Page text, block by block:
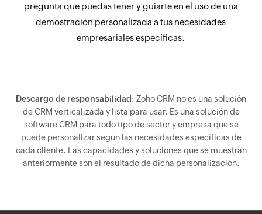
pregunta que puedas tener y guiarte en el uso de una
demostración personalizada a tus necesidades
empresariales específicas.
Descargo de responsabilidad: Zoho CRM no es una solución
de CRM verticalizada y lista para usar. Es una solución de
software CRM para todo tipo de sector y empresa que se
puede personalizar según las necesidades específicas de
cada cliente. Las capacidades y soluciones que se muestran
anteriormente son el resultado de dicha personalización.